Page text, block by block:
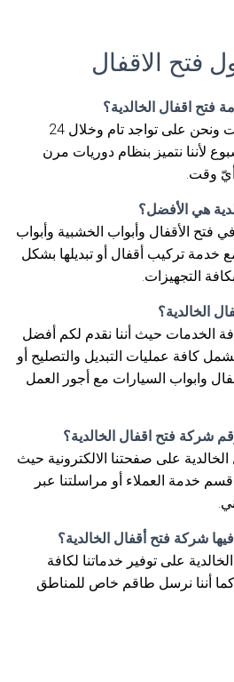
فتح الاقفال
فتح اقفال الخالدية؟
يمكنك مراسلتنا في أي وقت ونحن على تواجد تام وخلال 24
لأننا نتميز بنظام دوريات مرن
أيّ وقت.
هي الأفضل؟
فتح الأقفال وأبواب الخشبية وأبواب
خدمة تركيب أقفال أو تبديلها بشكل
التجهيزات.
الخالدية؟
الخدمات حيث أننا نقدم لكم أفضل
كافة عمليات التبديل والتصليح أو
وابواب السيارات مع أجور العمل
شركة فتح اقفال الخالدية؟
على صفحتنا الالكترونية حيث
خدمة العملاء أو مراسلتنا عبر
شركة فتح أقفال الخالدية؟
على توفير خدماتنا لكافة
كما أننا نرسل طاقم خاص للمناطق